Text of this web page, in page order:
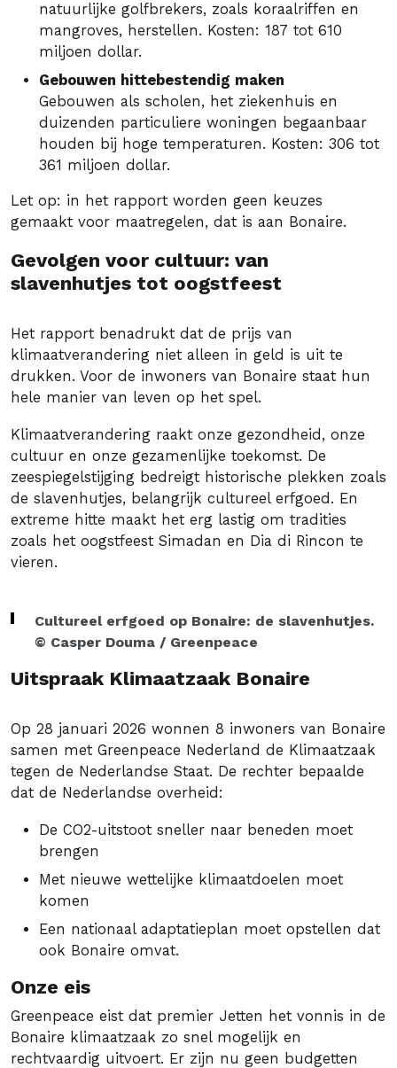
natuurlijke golfbrekers, zoals koraalriffen en
mangroves, herstellen. Kosten: 187 tot 610
miljoen dollar.
Gebouwen hittebestendig maken
Gebouwen als scholen, het ziekenhuis en
duizenden particuliere woningen begaanbaar
houden bij hoge temperaturen. Kosten: 306 tot
361 miljoen dollar.
Let op: in het rapport worden geen keuzes
gemaakt voor maatregelen, dat is aan Bonaire.
Gevolgen voor cultuur: van
slavenhutjes tot oogstfeest
Het rapport benadrukt dat de prijs van
klimaatverandering niet alleen in geld is uit te
drukken. Voor de inwoners van Bonaire staat hun
hele manier van leven op het spel.
Klimaatverandering raakt onze gezondheid, onze
cultuur en onze gezamenlijke toekomst. De
zeespiegelstijging bedreigt historische plekken zoals
de slavenhutjes, belangrijk cultureel erfgoed. En
extreme hitte maakt het erg lastig om tradities
zoals het oogstfeest Simadan en Dia di Rincon te
vieren.
Cultureel erfgoed op Bonaire: de slavenhutjes.
© Casper Douma / Greenpeace
Uitspraak Klimaatzaak Bonaire
Op 28 januari 2026 wonnen 8 inwoners van Bonaire
samen met Greenpeace Nederland de Klimaatzaak
tegen de Nederlandse Staat. De rechter bepaalde
dat de Nederlandse overheid:
De CO2-uitstoot sneller naar beneden moet
brengen
Met nieuwe wettelijke klimaatdoelen moet
komen
Een nationaal adaptatieplan moet opstellen dat
ook Bonaire omvat.
Onze eis
Greenpeace eist dat premier Jetten het vonnis in de
Bonaire klimaatzaak zo snel mogelijk en
rechtvaardig uitvoert. Er zijn nu geen budgetten